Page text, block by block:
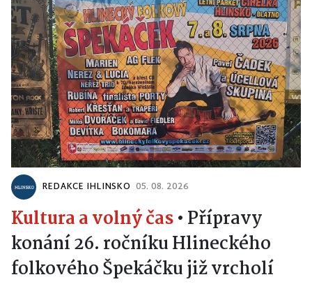
REDAKCE IHLINSKO 05. 08. 2026
Kultura a volný čas• Přípravy
konání 26. ročníku Hlineckého
folkového Špekáčku již vrcholí